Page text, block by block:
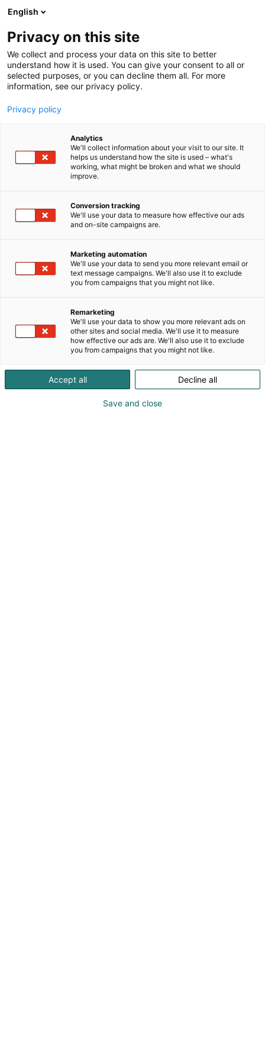
Siirry
sisältöön
Työtehoseura ry
C402
TTS Työtehoseura kouluttaa, tutkii ja kehittää työtä
koko Suomessa. Maatalouden T&K-toiminta
keskittyy työn tuottavuuden sekä yrittäjien
teemamme messuilla on erityisesti
konekustannukset. Osastolla voit tutustua TTS:n
ohjelmiin: TTS Kone-konekustannusten
suunnitteluohjelma. Aiheitamme ovat myös uudet
teknologiat ja koneurakointi. Olemme myös
Maaseutuverkoston yhteistyökumppani
Innovaatiotorilla, jonka lavalla juonnamme
päivänpolttavista aiheista. Tervetuloa tapaamaan
meitä osastolle C402 ja Innovaatiotorille !
English
Privacy on this site
We collect and process your data on this site to better
understand how it is used. You can give your consent to all or
selected purposes, or you can decline them all. For more
information, see our privacy policy.
Privacy policy
Analytics
We'll collect information about your visit to our site. It
helps us understand how the site is used – what's
working, what might be broken and what we should
improve.
Conversion tracking
We'll use your data to measure how effective our ads
and on-site campaigns are.
Marketing automation
We'll use your data to send you more relevant email or
text message campaigns. We'll also use it to exclude
you from campaigns that you might not like.
Remarketing
We'll use your data to show you more relevant ads on
other sites and social media. We'll use it to measure
how effective our ads are. We'll also use it to exclude
you from campaigns that you might not like.
Accept all Decline all
Save and close